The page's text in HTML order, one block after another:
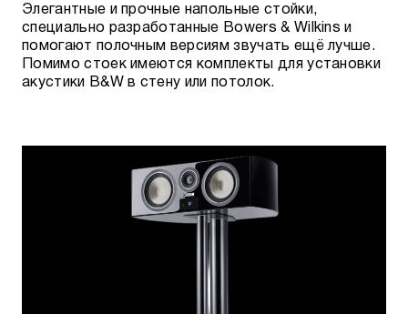
Red River XLR-XLR
ThunderBird XLR-XLR
Yukon XLR-XLR
Type 5 FR-BFAG
Rocket 11 FR-BFAS
Элегантные и прочные напольные стойки,
специально разработанные Bowers & Wilkins и
помогают полочным версиям звучать ещё лучше.
Помимо стоек имеются комплекты для установки
акустики B&W в стену или потолок.